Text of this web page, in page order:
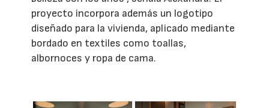
proyecto incorpora además un logotipo
diseñado para la vivienda, aplicado mediante
bordado en textiles como toallas,
albornoces y ropa de cama.